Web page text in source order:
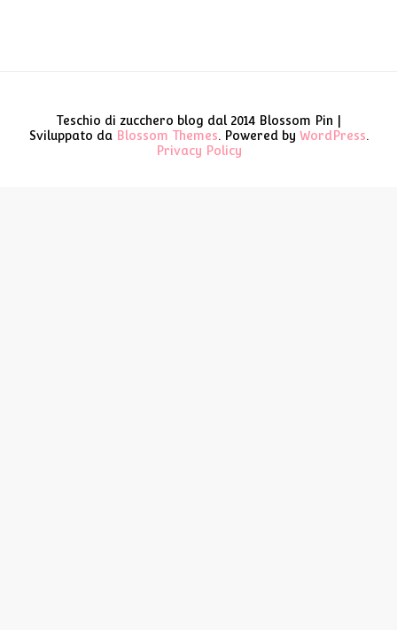
Teschio di zucchero blog dal 2014 Blossom Pin |
Sviluppato da Blossom Themes. Powered by WordPress.
Privacy Policy